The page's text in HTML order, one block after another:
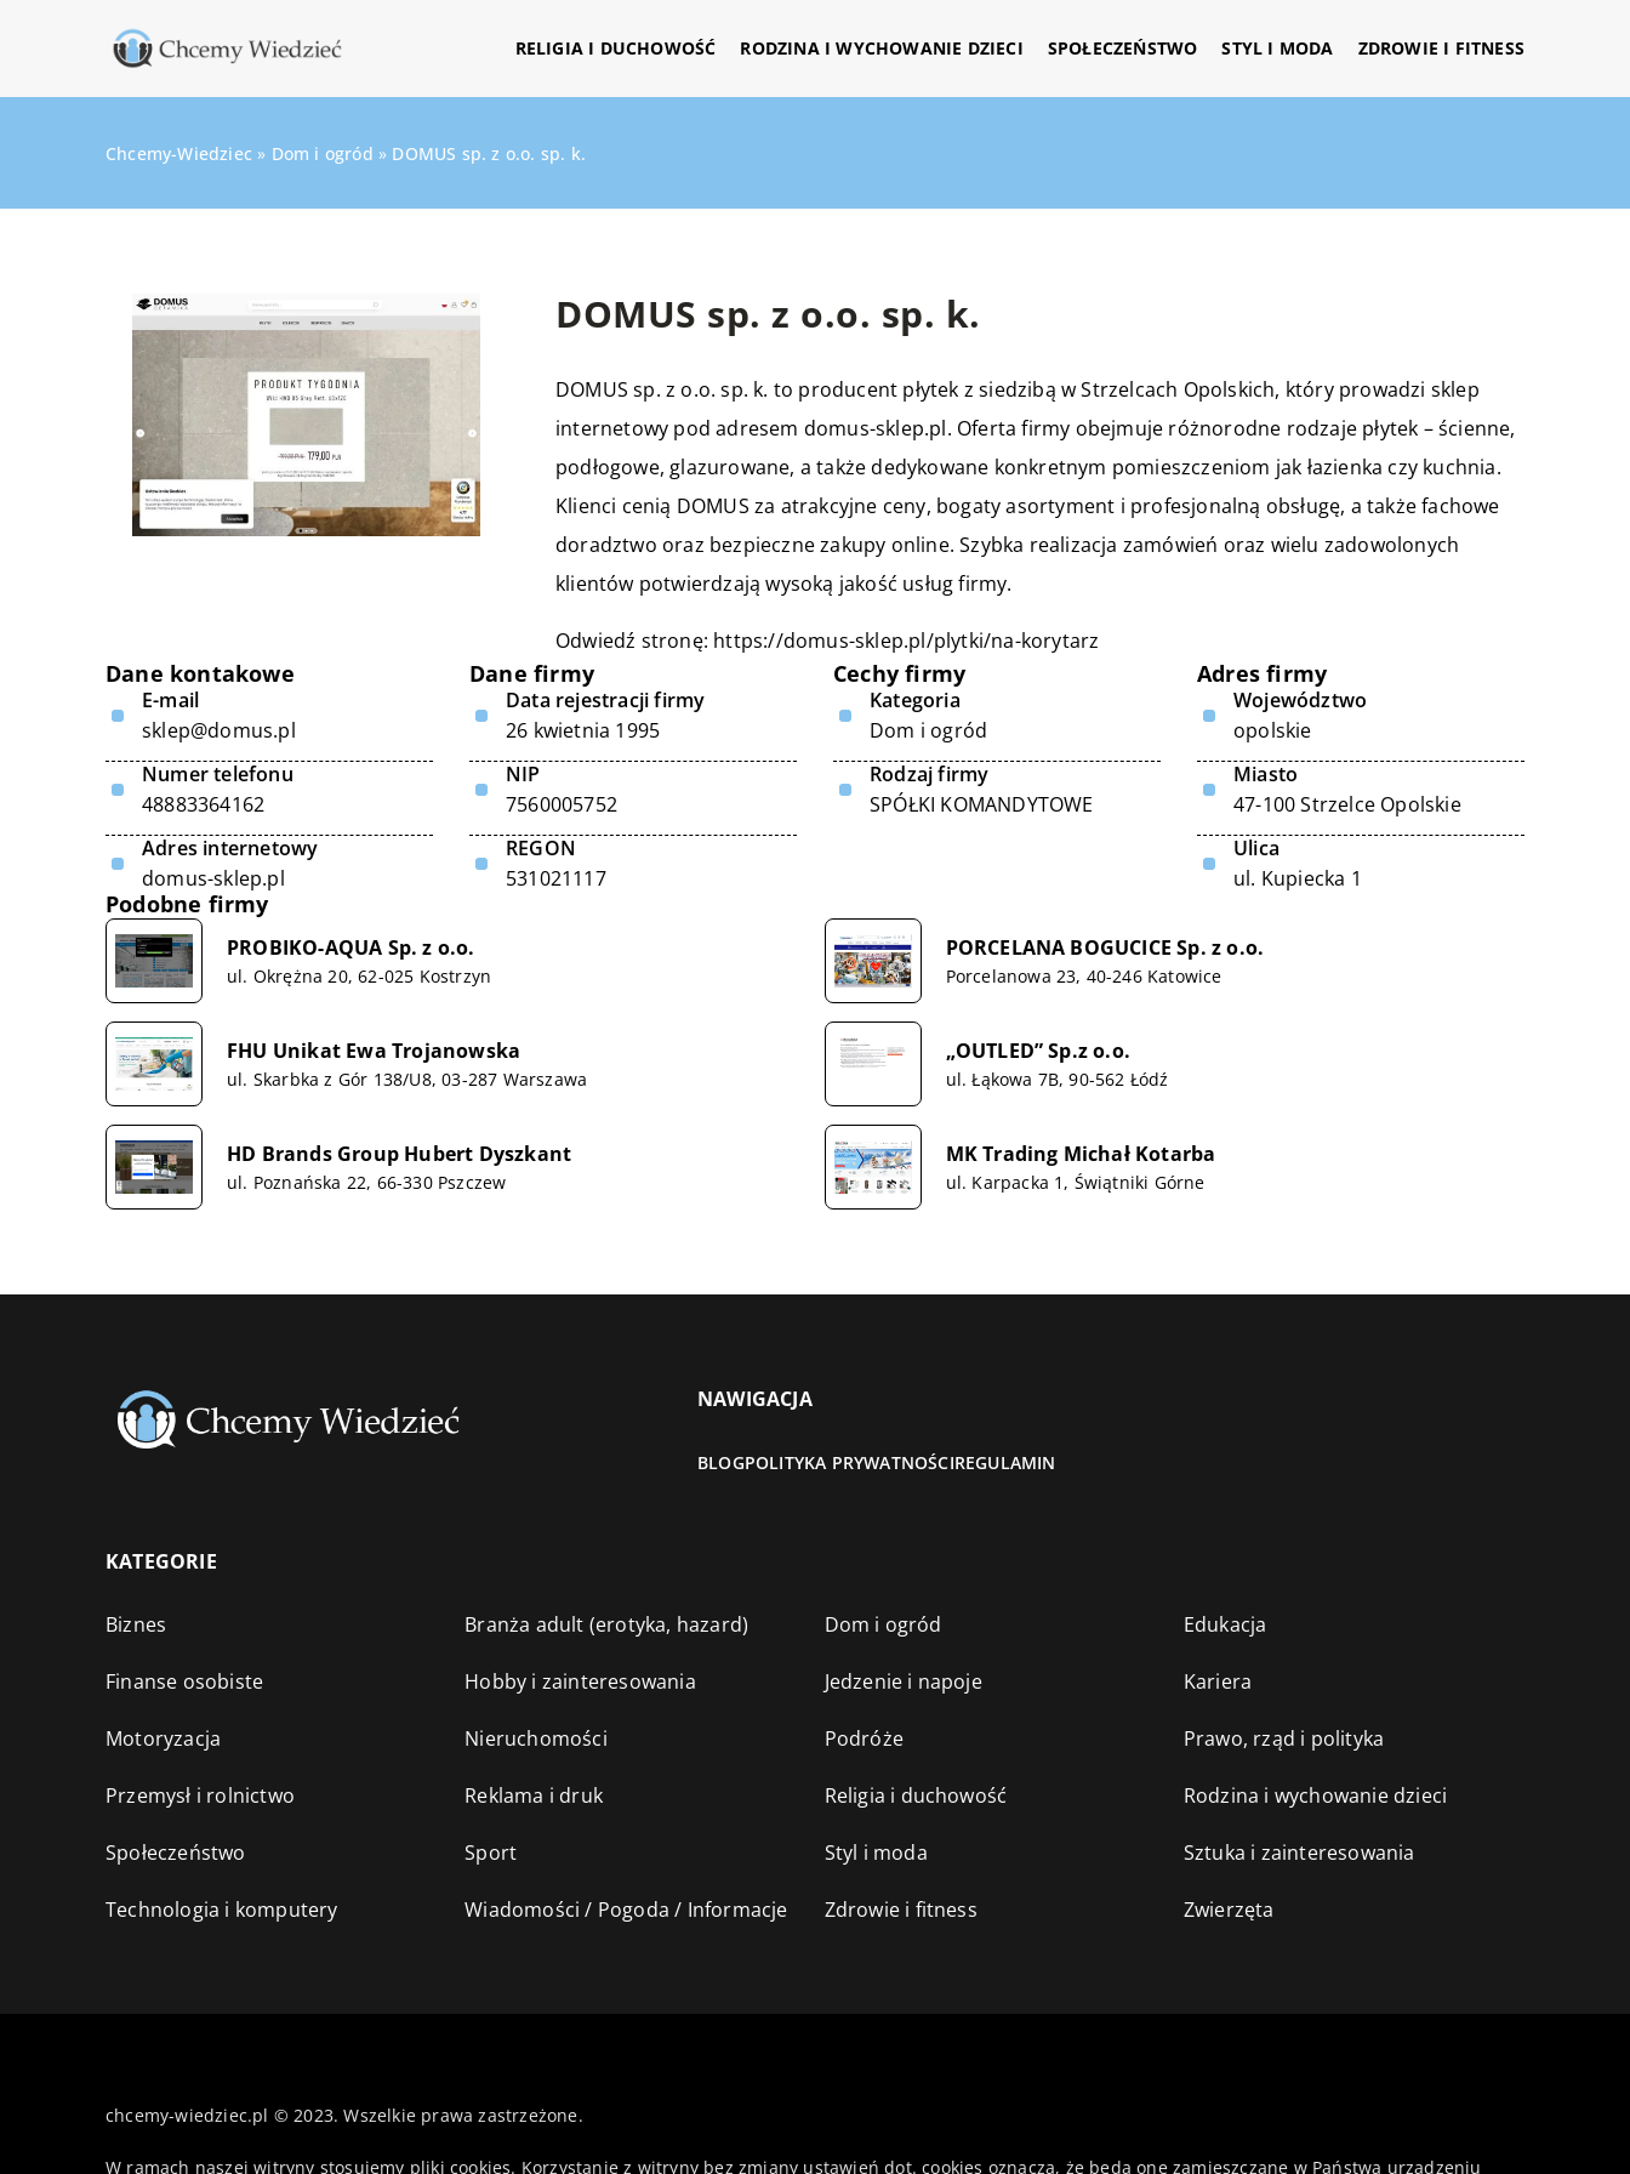
RELIGIA I DUCHOWOŚĆ RODZINA I WYCHOWANIE DZIECI SPOŁECZEŃSTWO STYL I MODA ZDROWIE I FITNESS
Chcemy-Wiedziec » Dom i ogród » DOMUS sp. z o.o. sp. k.
DOMUS sp. z o.o. sp. k.
DOMUS sp. z o.o. sp. k. to producent płytek z siedzibą w Strzelcach Opolskich, który prowadzi sklep
internetowy pod adresem domus-sklep.pl. Oferta firmy obejmuje różnorodne rodzaje płytek – ścienne,
podłogowe, glazurowane, a także dedykowane konkretnym pomieszczeniom jak łazienka czy kuchnia.
Klienci cenią DOMUS za atrakcyjne ceny, bogaty asortyment i profesjonalną obsługę, a także fachowe
doradztwo oraz bezpieczne zakupy online. Szybka realizacja zamówień oraz wielu zadowolonych
klientów potwierdzają wysoką jakość usług firmy.
Odwiedź stronę: https://domus-sklep.pl/plytki/na-korytarz
Dane kontakowe
E-mail
sklep@domus.pl
Numer telefonu
48883364162
Adres internetowy
domus-sklep.pl
Dane firmy
Data rejestracji firmy
26 kwietnia 1995
NIP
7560005752
REGON
531021117
Cechy firmy
Kategoria
Dom i ogród
Rodzaj firmy
SPÓŁKI KOMANDYTOWE
Adres firmy
Województwo
opolskie
Miasto
47-100 Strzelce Opolskie
Ulica
ul. Kupiecka 1
Podobne firmy
PROBIKO-AQUA Sp. z o.o.
ul. Okrężna 20, 62-025 Kostrzyn
PORCELANA BOGUCICE Sp. z o.o.
Porcelanowa 23, 40-246 Katowice
FHU Unikat Ewa Trojanowska
ul. Skarbka z Gór 138/U8, 03-287 Warszawa
„OUTLED” Sp.z o.o.
ul. Łąkowa 7B, 90-562 Łódź
HD Brands Group Hubert Dyszkant
ul. Poznańska 22, 66-330 Pszczew
MK Trading Michał Kotarba
ul. Karpacka 1, Świątniki Górne
NAWIGACJA
BLOGPOLITYKA PRYWATNOŚCIREGULAMIN
KATEGORIE
Biznes Branża adult (erotyka, hazard) Dom i ogród Edukacja
Finanse osobiste Hobby i zainteresowania Jedzenie i napoje Kariera
Motoryzacja Nieruchomości Podróże Prawo, rząd i polityka
Przemysł i rolnictwo Reklama i druk Religia i duchowość Rodzina i wychowanie dzieci
Społeczeństwo Sport Styl i moda Sztuka i zainteresowania
Technologia i komputery Wiadomości / Pogoda / Informacje Zdrowie i fitness Zwierzęta
chcemy-wiedziec.pl © 2023. Wszelkie prawa zastrzeżone.
W ramach naszej witryny stosujemy pliki cookies. Korzystanie z witryny bez zmiany ustawień dot. cookies oznacza, że będą one zamieszczane w Państwa urządzeniu